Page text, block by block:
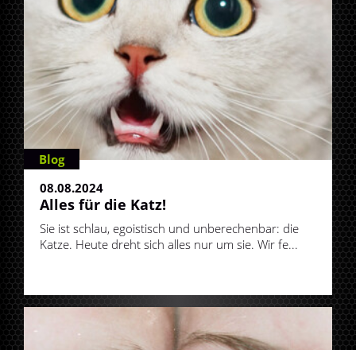
Blog
08.08.2024
Alles für die Katz!
Sie ist schlau, egoistisch und unberechenbar: die
Katze. Heute dreht sich alles nur um sie. Wir fe...